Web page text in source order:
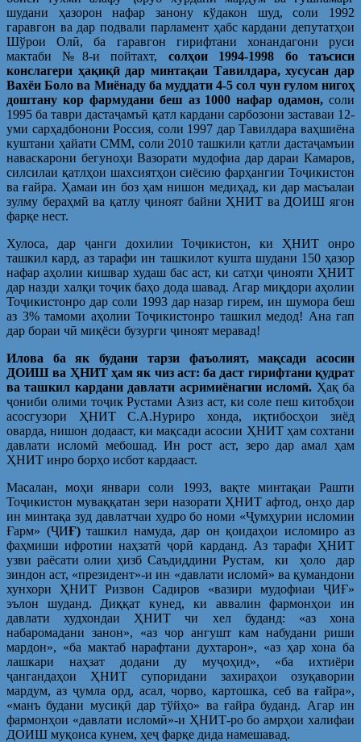
шудани ҳазорон нафар занону кўдакон шуд, соли 1992
гаравгон ва дар подвали парламент ҳабс кардани депутатҳои
Шўрои Олӣ, ба гаравгон гирифтани хонандагони руси
мактаби №8-и пойтахт, солҳои 1994-1998 бо таъсиси
конслагери ҳақиқӣ дар минтақаи Тавилдара, хусусан дар
Вахёи Боло ва Миёнаду ба муддати 4-5 сол чун ғулом нигоҳ
доштану кор фармудани беш аз 1000 нафар одамон, соли
1995 ба таври дастаҷамъӣ қатл кардани сарбозони заставаи 12-
уми сарҳадбонони Россия, соли 1997 дар Тавилдара ваҳшиёна
куштани ҳайати СММ, соли 2010 ташкили қатли дастаҷамъии
наваскарони бегуноҳи Вазорати мудофиа дар дараи Камаров,
силсилаи қатлҳои шахсиятҳои сиёсию фарҳангии Тоҷикистон
ва ғайра. Ҳамаи ин боз ҳам нишон медиҳад, ки дар масъалаи
зулму бераҳмӣ ва қатлу ҷиноят байни ҲНИТ ва ДОИШ ягон
фарқе нест.
Хулоса, дар ҷанги дохилии Тоҷикистон, ки ҲНИТ онро
ташкил кард, аз тарафи ин ташкилот кушта шудани 150 ҳазор
нафар аҳолии кишвар худаш бас аст, ки сатҳи ҷинояти ҲНИТ
дар назди халқи тоҷик баҳо дода шавад. Агар миқдори аҳолии
Тоҷикистонро дар соли 1993 дар назар гирем, ин шумора беш
аз 3% тамоми аҳолии Тоҷикистонро ташкил медод! Ана гап
дар бораи чӣ миқёси бузурги ҷиноят меравад!
Илова ба як будани тарзи фаъолият, мақсади асосии
ДОИШ ва ҲНИТ ҳам як чиз аст: ба даст гирифтани қудрат
ва ташкил кардани давлати асримиёнагии исломӣ. Ҳақ ба
ҷониби олими тоҷик Рустами Азиз аст, ки соле пеш китобҳои
асосгузори ҲНИТ С.А.Нуриро хонда, иқтибосҳои зиёд
оварда, нишон додааст, ки мақсади асосии ҲНИТ ҳам сохтани
давлати исломӣ мебошад. Ин рост аст, зеро дар амал ҳам
ҲНИТ инро борҳо исбот кардааст.
Масалан, моҳи январи соли 1993, вақте минтақаи Рашти
Тоҷикистон муваққатан зери назорати ҲНИТ афтод, онҳо дар
ин минтақа зуд давлатчаи худро бо номи «Ҷумҳурии исломии
Ғарм» (ҶИҒ)ташкил намуда, дар он қоидаҳои исломиро аз
фаҳмиши ифротии наҳзатӣ ҷорӣ карданд. Аз тарафи ҲНИТ
узви раёсати олии ҳизб Саъдиддини Рустам, ки ҳоло дар
зиндон аст, «президент»-и ин «давлати исломӣ» ва қумандони
хунхори ҲНИТ Ризвон Садиров «вазири мудофиаи ҶИҒ»
эълон шуданд. Диққат кунед, ки аввалин фармонҳои ин
давлати худхондаи ҲНИТ чи хел буданд: «аз хона
набаромадани занон», «аз чор ангушт кам набудани риши
мардон», «ба мактаб нарафтани духтарон», «аз ҳар хона ба
лашкари наҳзат додани ду муҷоҳид», «ба ихтиёри
ҷангандаҳои ҲНИТ супоридани захираҳои озуқавории
мардум, аз ҷумла орд, асал, чорво, картошка, себ ва ғайра»,
«манъ будани мусиқӣ дар тўйҳо» ва ғайра буданд. Агар ин
фармонҳои «давлати исломӣ»-и ҲНИТ-ро бо амрҳои халифаи
ДОИШ муқоиса кунем, ҳеҷ фарқе дида намешавад.